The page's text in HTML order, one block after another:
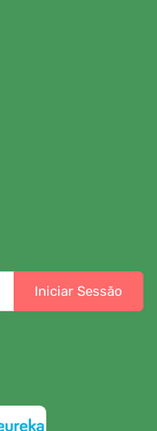
Iniciar Sessão